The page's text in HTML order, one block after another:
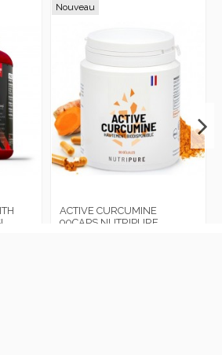
Nouveau
ACTIVE CURCUMINE
90CAPS NUTRIPURE